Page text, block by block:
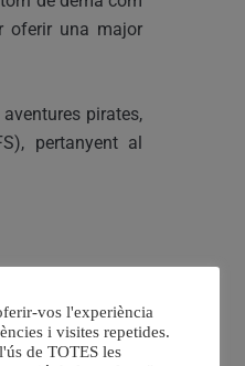
oferir una major
pirates,
pertanyent al
disposaran de la
mesos de juliol i
vos l'experiència
i visites repetides.
de TOTES les